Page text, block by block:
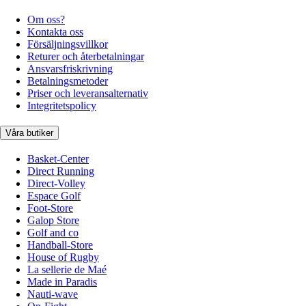
Om oss?
Kontakta oss
Försäljningsvillkor
Returer och återbetalningar
Ansvarsfriskrivning
Betalningsmetoder
Priser och leveransalternativ
Integritetspolicy
Våra butiker
Basket-Center
Direct Running
Direct-Volley
Espace Golf
Foot-Store
Galop Store
Golf and co
Handball-Store
House of Rugby
La sellerie de Maé
Made in Paradis
Nauti-wave